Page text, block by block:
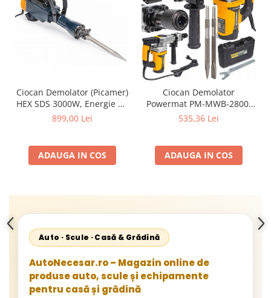
Ciocan Demolator (Picamer)
HEX SDS 3000W, Energie de
Impact 45J, Prindere HEX
899,00 Lei
ADAUGA IN COS
Ciocan Demolator
Powermat PM-MWB-2800,
2800W, 15 J, Prindere HEX
535,36 Lei
ADAUGA IN COS
Auto · Scule · Casă & Grădină
AutoNecesar.ro – Magazin online de
produse auto, scule și echipamente
pentru casă și grădină